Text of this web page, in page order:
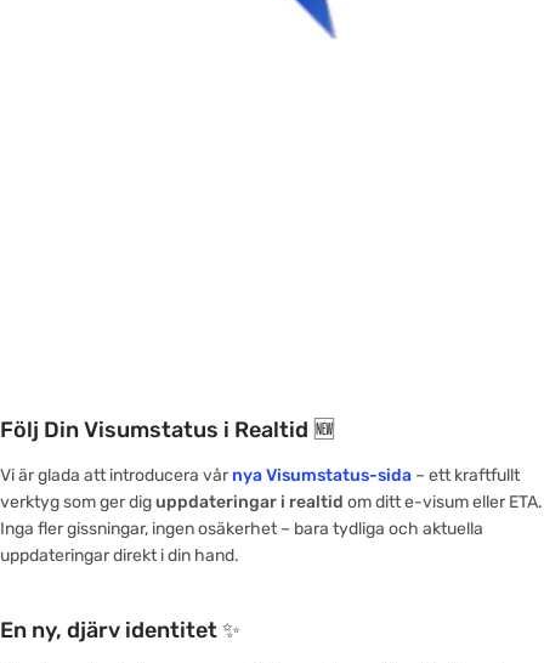
Följ Din Visumstatus i Realtid 🆕
Vi är glada att introducera vårnya Visumstatus-sida – ett kraftfullt
verktyg som ger diguppdateringar i realtid om ditt e-visum eller ETA.
Inga fler gissningar, ingen osäkerhet – bara tydliga och aktuella
uppdateringar direkt i din hand.
En ny, djärv identitet ✨